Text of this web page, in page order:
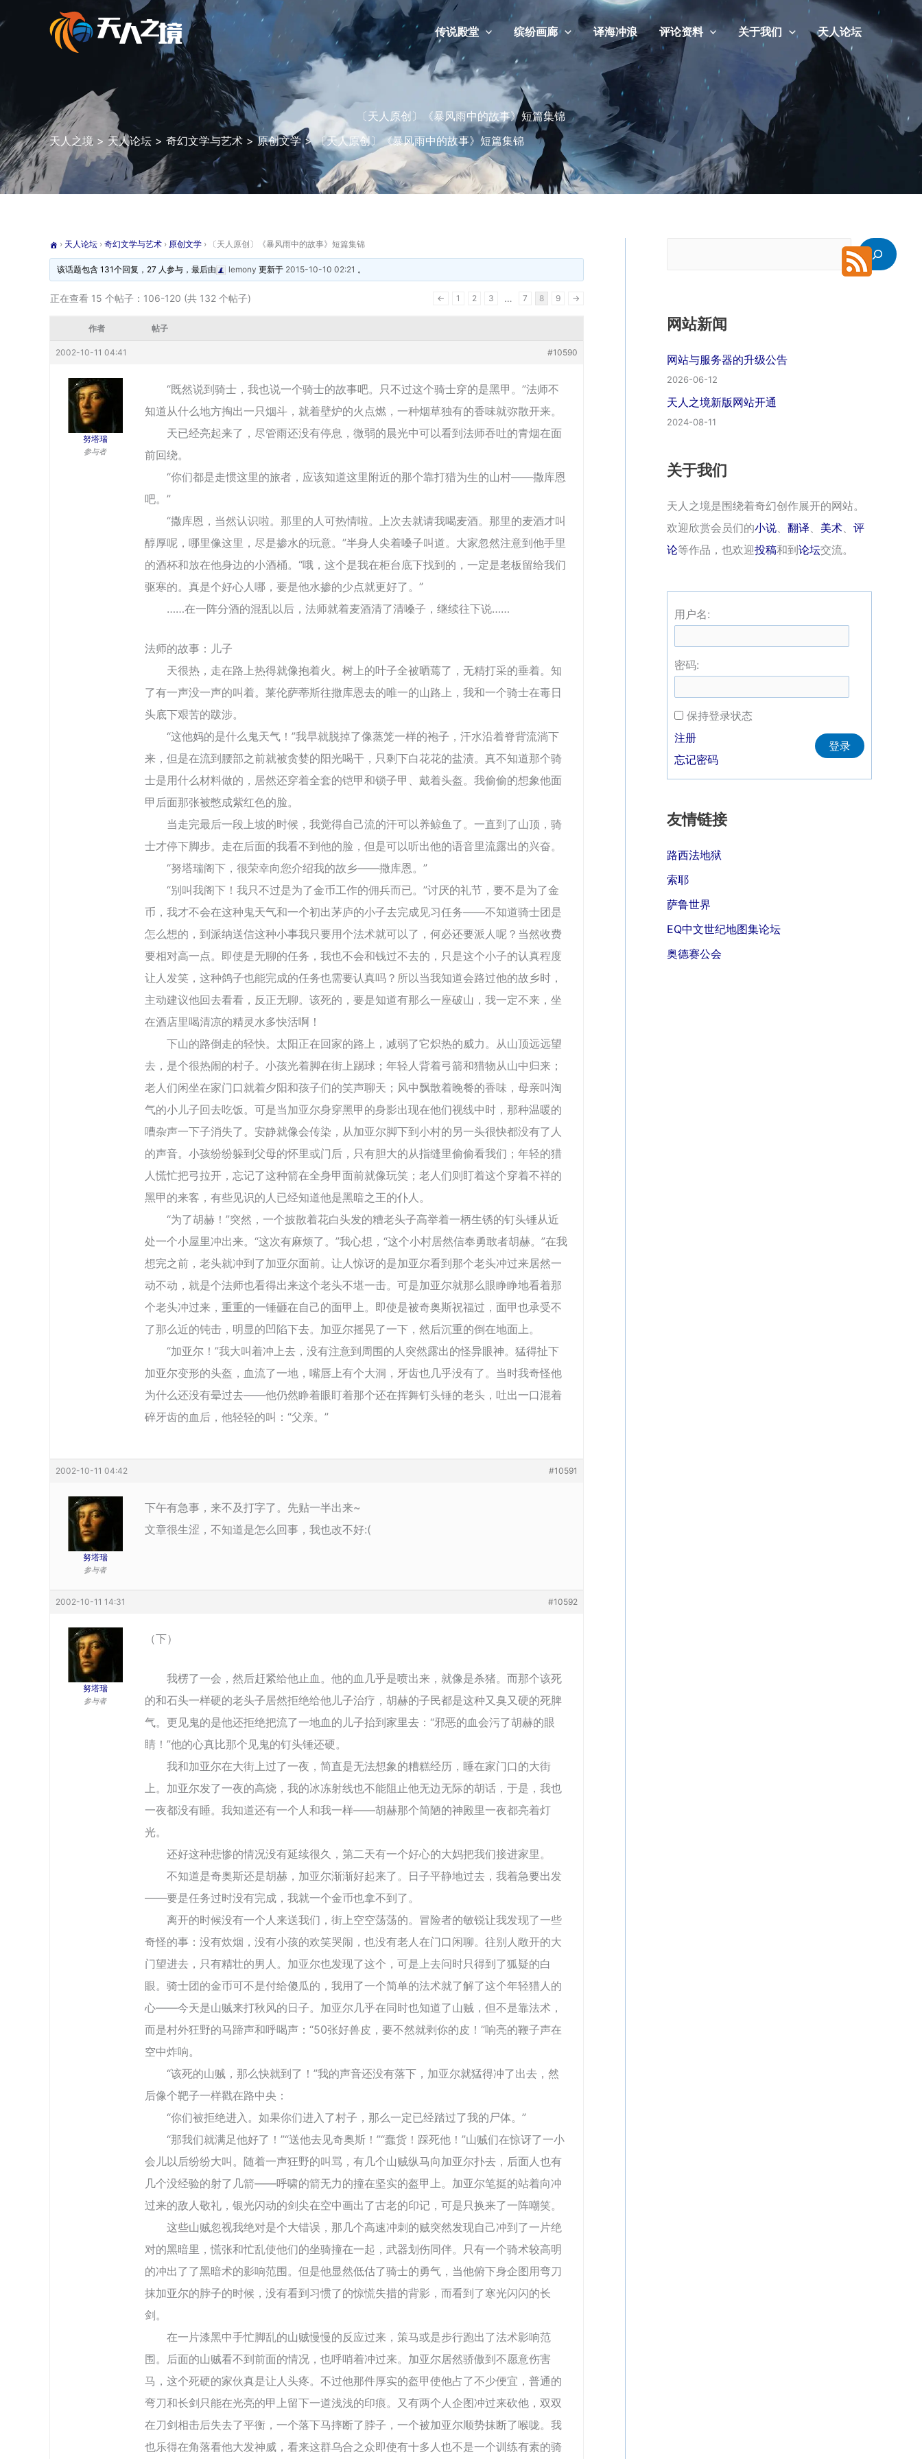
至
传说殿堂 缤纷画廊 译海冲浪 评论资料 关于我们 天人论坛
〔天人原创〕《暴风雨中的故事》短篇集锦
天人之境 > 天人论坛 > 奇幻文学与艺术 >原创文学>〔天人原创〕《暴风雨中的故事》短篇集锦
› 天人论坛 › 奇幻文学与艺术 › 原创文学 › 〔天人原创〕《暴风雨中的故事》短篇集锦
该话题包含 131个回复，27 人参与，最后由 lemony 更新于 2015-10-10 02:21 。
正在查看 15 个帖子：106-120 (共 132 个帖子) ← 1 2 3 … 7 8 9 →
作者 帖子
2002-10-11 04:41 #10590
努塔瑞
参与者
“既然说到骑士，我也说一个骑士的故事吧。只不过这个骑士穿的是黑甲。”法师不
知道从什么地方掏出一只烟斗，就着壁炉的火点燃，一种烟草独有的香味就弥散开来。
天已经亮起来了，尽管雨还没有停息，微弱的晨光中可以看到法师吞吐的青烟在面
前回绕。
“你们都是走惯这里的旅者，应该知道这里附近的那个靠打猎为生的山村――撒库恩
吧。”
“撒库恩，当然认识啦。那里的人可热情啦。上次去就请我喝麦酒。那里的麦酒才叫
醇厚呢，哪里像这里，尽是掺水的玩意。”半身人尖着嗓子叫道。大家忽然注意到他手里
的酒杯和放在他身边的小酒桶。“哦，这个是我在柜台底下找到的，一定是老板留给我们
驱寒的。真是个好心人哪，要是他水掺的少点就更好了。”
……在一阵分酒的混乱以后，法师就着麦酒清了清嗓子，继续往下说……
法师的故事：儿子
天很热，走在路上热得就像抱着火。树上的叶子全被晒蔫了，无精打采的垂着。知
了有一声没一声的叫着。莱伦萨蒂斯往撒库恩去的唯一的山路上，我和一个骑士在毒日
头底下艰苦的跋涉。
“这他妈的是什么鬼天气！”我早就脱掉了像蒸笼一样的袍子，汗水沿着脊背流淌下
来，但是在流到腰部之前就被贪婪的阳光喝干，只剩下白花花的盐渍。真不知道那个骑
士是用什么材料做的，居然还穿着全套的铠甲和锁子甲、戴着头盔。我偷偷的想象他面
甲后面那张被憋成紫红色的脸。
当走完最后一段上坡的时候，我觉得自己流的汗可以养鲸鱼了。一直到了山顶，骑
士才停下脚步。走在后面的我看不到他的脸，但是可以听出他的语音里流露出的兴奋。
“努塔瑞阁下，很荣幸向您介绍我的故乡――撒库恩。”
“别叫我阁下！我只不过是为了金币工作的佣兵而已。”讨厌的礼节，要不是为了金
币，我才不会在这种鬼天气和一个初出茅庐的小子去完成见习任务――不知道骑士团是
怎么想的，到派纳送信这种小事我只要用个法术就可以了，何必还要派人呢？当然收费
要相对高一点。即使是无聊的任务，我也不会和钱过不去的，只是这个小子的认真程度
让人发笑，这种鸽子也能完成的任务也需要认真吗？所以当我知道会路过他的故乡时，
主动建议他回去看看，反正无聊。该死的，要是知道有那么一座破山，我一定不来，坐
在酒店里喝清凉的精灵水多快活啊！
下山的路倒走的轻快。太阳正在回家的路上，减弱了它炽热的威力。从山顶远远望
去，是个很热闹的村子。小孩光着脚在街上踢球；年轻人背着弓箭和猎物从山中归来；
老人们闲坐在家门口就着夕阳和孩子们的笑声聊天；风中飘散着晚餐的香味，母亲叫淘
气的小儿子回去吃饭。可是当加亚尔身穿黑甲的身影出现在他们视线中时，那种温暖的
嘈杂声一下子消失了。安静就像会传染，从加亚尔脚下到小村的另一头很快都没有了人
的声音。小孩纷纷躲到父母的怀里或门后，只有胆大的从指缝里偷偷看我们；年轻的猎
人慌忙把弓拉开，忘记了这种箭在全身甲面前就像玩笑；老人们则盯着这个穿着不祥的
黑甲的来客，有些见识的人已经知道他是黑暗之王的仆人。
“为了胡赫！”突然，一个披散着花白头发的糟老头子高举着一柄生锈的钉头锤从近
处一个小屋里冲出来。“这次有麻烦了。”我心想，“这个小村居然信奉勇敢者胡赫。”在我
想完之前，老头就冲到了加亚尔面前。让人惊讶的是加亚尔看到那个老头冲过来居然一
动不动，就是个法师也看得出来这个老头不堪一击。可是加亚尔就那么眼睁睁地看着那
个老头冲过来，重重的一锤砸在自己的面甲上。即使是被奇奥斯祝福过，面甲也承受不
了那么近的钝击，明显的凹陷下去。加亚尔摇晃了一下，然后沉重的倒在地面上。
“加亚尔！”我大叫着冲上去，没有注意到周围的人突然露出的怪异眼神。猛得扯下
加亚尔变形的头盔，血流了一地，嘴唇上有个大洞，牙齿也几乎没有了。当时我奇怪他
为什么还没有晕过去――他仍然睁着眼盯着那个还在挥舞钉头锤的老头，吐出一口混着
碎牙齿的血后，他轻轻的叫：“父亲。”
2002-10-11 04:42 #10591
努塔瑞
参与者
下午有急事，来不及打字了。先贴一半出来~
文章很生涩，不知道是怎么回事，我也改不好:(
2002-10-11 14:31 #10592
努塔瑞
参与者
（下）
我楞了一会，然后赶紧给他止血。他的血几乎是喷出来，就像是杀猪。而那个该死
的和石头一样硬的老头子居然拒绝给他儿子治疗，胡赫的子民都是这种又臭又硬的死脾
气。更见鬼的是他还拒绝把流了一地血的儿子抬到家里去：“邪恶的血会污了胡赫的眼
睛！”他的心真比那个见鬼的钉头锤还硬。
我和加亚尔在大街上过了一夜，简直是无法想象的糟糕经历，睡在家门口的大街
上。加亚尔发了一夜的高烧，我的冰冻射线也不能阻止他无边无际的胡话，于是，我也
一夜都没有睡。我知道还有一个人和我一样――胡赫那个简陋的神殿里一夜都亮着灯
光。
还好这种悲惨的情况没有延续很久，第二天有一个好心的大妈把我们接进家里。
不知道是奇奥斯还是胡赫，加亚尔渐渐好起来了。日子平静地过去，我着急要出发
――要是任务过时没有完成，我就一个金币也拿不到了。
离开的时候没有一个人来送我们，街上空空荡荡的。冒险者的敏锐让我发现了一些
奇怪的事：没有炊烟，没有小孩的欢笑哭闹，也没有老人在门口闲聊。往别人敞开的大
门望进去，只有精壮的男人。加亚尔也发现了这个，可是上去问时只得到了狐疑的白
眼。骑士团的金币可不是付给傻瓜的，我用了一个简单的法术就了解了这个年轻猎人的
心――今天是山贼来打秋风的日子。加亚尔几乎在同时也知道了山贼，但不是靠法术，
而是村外狂野的马蹄声和呼喝声：“50张好兽皮，要不然就剥你的皮！”响亮的鞭子声在
空中炸响。
“该死的山贼，那么快就到了！”我的声音还没有落下，加亚尔就猛得冲了出去，然
后像个靶子一样戳在路中央：
“你们被拒绝进入。如果你们进入了村子，那么一定已经踏过了我的尸体。”
“那我们就满足他好了！”“送他去见奇奥斯！”“蠢货！踩死他！”山贼们在惊讶了一小
会儿以后纷纷大叫。随着一声狂野的叫骂，有几个山贼纵马向加亚尔扑去，后面人也有
几个没经验的射了几箭――呼啸的箭无力的撞在坚实的盔甲上。加亚尔笔挺的站着向冲
过来的敌人敬礼，银光闪动的剑尖在空中画出了古老的印记，可是只换来了一阵嘲笑。
这些山贼忽视我绝对是个大错误，那几个高速冲刺的贼突然发现自己冲到了一片绝
对的黑暗里，慌张和忙乱使他们的坐骑撞在一起，武器划伤同伴。只有一个骑术较高明
的冲出了了黑暗术的影响范围。但是他显然低估了骑士的勇气，当他俯下身企图用弯刀
抹加亚尔的脖子的时候，没有看到习惯了的惊慌失措的背影，而看到了寒光闪闪的长
剑。
在一片漆黑中手忙脚乱的山贼慢慢的反应过来，策马或是步行跑出了法术影响范
围。后面的山贼看不到前面的情况，也呼哨着冲过来。加亚尔居然骄傲到不愿意伤害
马，这个死硬的家伙真是让人头疼。不过他那件厚实的盔甲使他占了不少便宜，普通的
弯刀和长剑只能在光亮的甲上留下一道浅浅的印痕。又有两个人企图冲过来砍他，双双
在刀剑相击后失去了平衡，一个落下马摔断了脖子，一个被加亚尔顺势抹断了喉咙。我
也乐得在角落看他大发神威，看来这群乌合之众即使有十多人也不是一个训练有素的骑
网站新闻
网站与服务器的升级公告
2026-06-12
天人之境新版网站开通
2024-08-11
关于我们
天人之境是围绕着奇幻创作展开的网站。
欢迎欣赏会员们的小说、 翻译、 美术、 评
论等作品，也欢迎投稿和到论坛交流。
用户名:
密码:
保持登录状态
Alternative:
登录
注册
忘记密码
友情链接
路西法地狱
索耶
萨鲁世界
EQ中文世纪地图集论坛
奥德赛公会